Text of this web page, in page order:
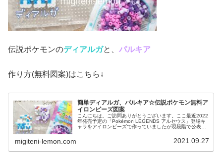
伝説ポケモンのディアルガと、 パルキア
作り方(無料図案)はこちら↓
簡単ディアルガ、パルキア☆伝説ポケモン無料ア
イロンビーズ図案
こんにちは。ご訪問ありがとうございます。ここ最近2022
年発売予定の「Pokémon LEGENDS アルセウス」登場キ
ャラをアイロンビーズで作っていましたが現段階で公表さ
migiteni-lemon.com 2021.09.27